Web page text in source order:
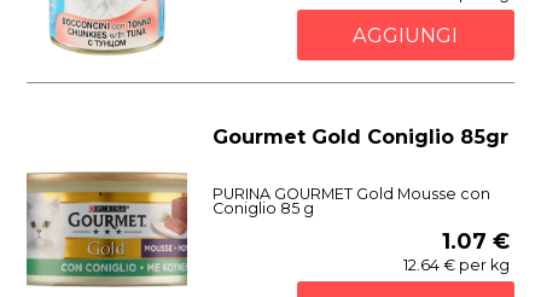
AGGIUNGI
Gourmet Gold Coniglio 85gr
PURINA GOURMET Gold Mousse con
Coniglio 85 g
1.07 €
12.64 € per kg